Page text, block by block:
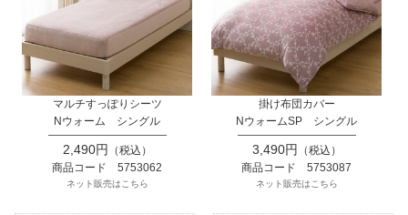
マルチすっぽりシーツ
Nウォーム シングル
2,490円
（税込）
商品コード 5753062
ネット販売はこちら
掛け布団カバー
NウォームSP シングル
3,490円
（税込）
商品コード 5753087
ネット販売はこちら